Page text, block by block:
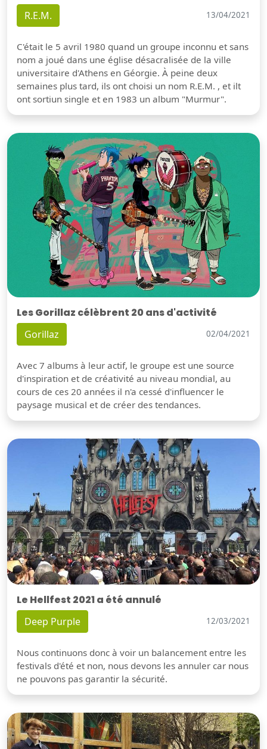
R.E.M. 13/04/2021
C'était le 5 avril 1980 quand un groupe inconnu et sans
nom a joué dans une église désacralisée de la ville
universitaire d'Athens en Géorgie. À peine deux
semaines plus tard, ils ont choisi un nom R.E.M. , et ilt
ont sortiun single et en 1983 un album "Murmur".
Les Gorillaz célèbrent 20 ans d'activité
Gorillaz 02/04/2021
Avec 7 albums à leur actif, le groupe est une source
d'inspiration et de créativité au niveau mondial, au
cours de ces 20 années il n'a cessé d'influencer le
paysage musical et de créer des tendances.
Le Hellfest 2021 a été annulé
Deep Purple 12/03/2021
Nous continuons donc à voir un balancement entre les
festivals d'été et non, nous devons les annuler car nous
ne pouvons pas garantir la sécurité.